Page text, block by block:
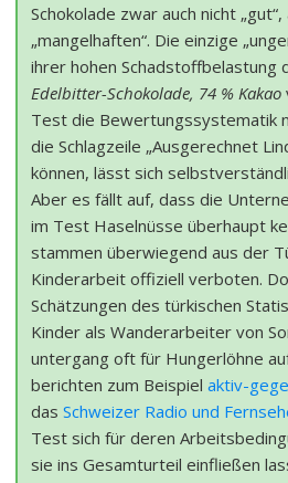
Schokolade zwar auch nicht
„mangelhaften“. Die einzige
ihrer hohen Schadstoffbelastung
Edelbitter-Schokolade, 74 % Kakao
Test die Bewertungssystematik
die Schlagzeile „Ausgerechnet
können, lässt sich
Aber es fällt auf, dass die
im Test Haselnüsse überhaupt
stammen überwiegend aus der
Kinderarbeit offiziell verboten.
Schätzungen des türkischen
Kinder als Wanderarbeiter von
untergang oft für Hungerlöhne
berichten zum Beispiel aktiv-
das Schweizer Radio und
Test sich für deren
sie ins Gesamturteil einfließen